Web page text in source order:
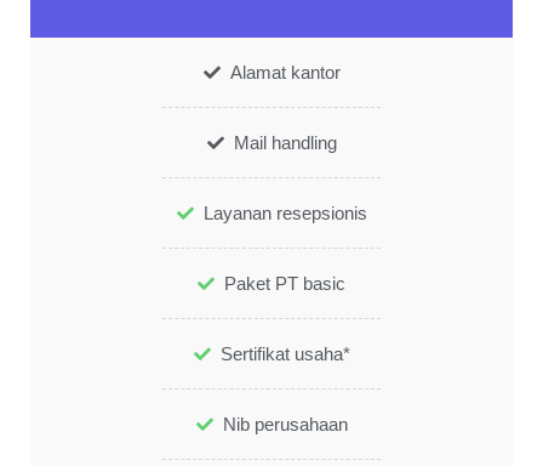
Alamat kantor
Mail handling
Layanan resepsionis
Paket PT basic
Sertifikat usaha*
Nib perusahaan